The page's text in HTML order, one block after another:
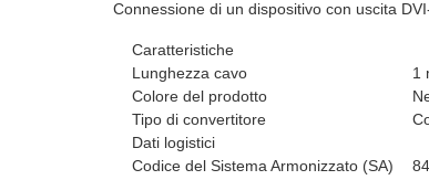
Connessione di un dispositivo con uscita
Caratteristiche
Lunghezza cavo
1
Colore del prodotto
Tipo di convertitore
Dati logistici
Codice del Sistema Armonizzato (SA)